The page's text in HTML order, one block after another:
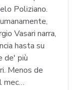
Poliziano.
Vasari narra,
hasta su
de' più
Menos de
mec…